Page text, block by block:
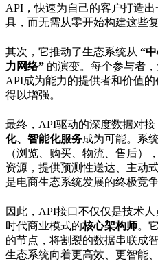
API ，快速为自己的客户打造
具，而无需从零开始构建这些
其次，它推动了生态系统从 “
力网络” 的演变。每个参与者
API成为能力的提供者和价值
得以增强。
最终， API驱动的深度数据对接
化、智能化服务成为可能。系
（浏览、购买、物流、售后）
资源，提供预测性送达、主动
是电商生态系统发展的终极竞争
因此， API接口不仅仅是技术
时代商业模式的核心架构师。
的节点，将割裂的数据串联成
生态系统向着更高效、更智能